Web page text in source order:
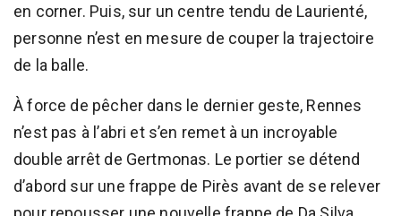
en corner. Puis, sur un centre tendu de Laurienté,
personne n’est en mesure de couper la trajectoire
de la balle.
À force de pêcher dans le dernier geste, Rennes
n’est pas à l’abri et s’en remet à un incroyable
double arrêt de Gertmonas. Le portier se détend
d’abord sur une frappe de Pirès avant de se relever